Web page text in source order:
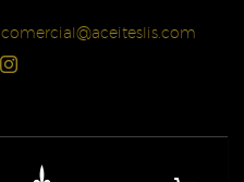
comercial@aceiteslis.com